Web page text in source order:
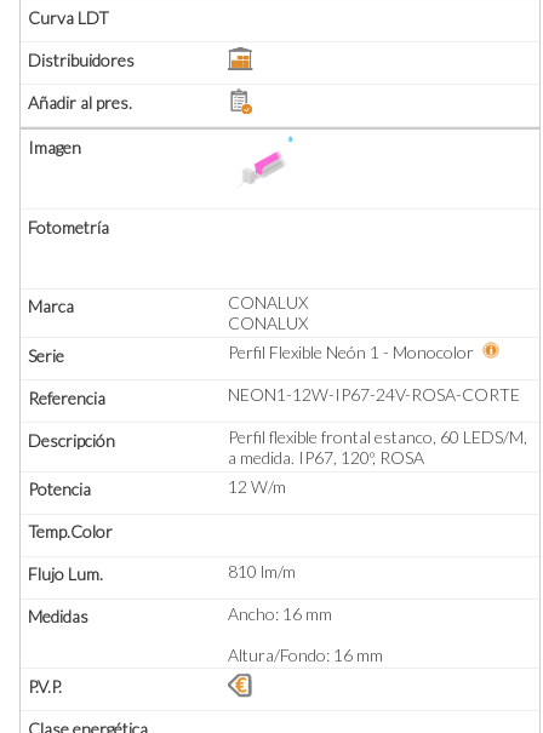
CONALUX
CONALUX
Perfil Flexible Neón 1 - Monocolor
NEON1-12W-IP67-24V-ROSA-CORTE
Perfil flexible frontal estanco, 60 LEDS/M,
a medida. IP67, 120º, ROSA
12 W/m
810 lm/m
Ancho: 16 mm
Altura/Fondo: 16 mm